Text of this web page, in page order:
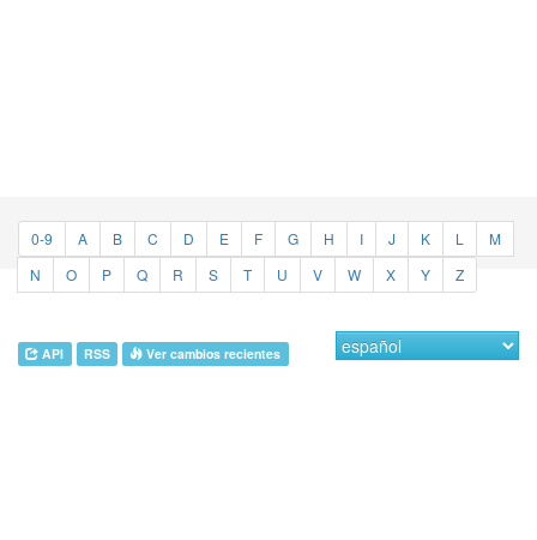
0-9 A B C D E F G H I J K L
M
N
O P Q R S T U V W X Y Z
API RSS Ver cambios recientes